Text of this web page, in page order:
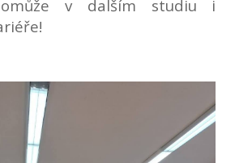
v dalším studiu i